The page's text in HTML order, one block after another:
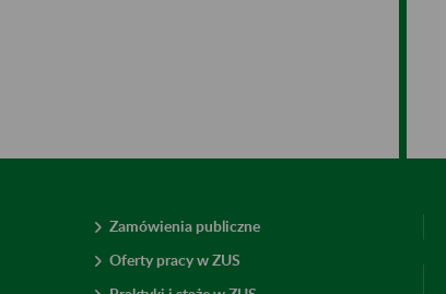
Zamówienia publiczne
Oferty pracy w ZUS